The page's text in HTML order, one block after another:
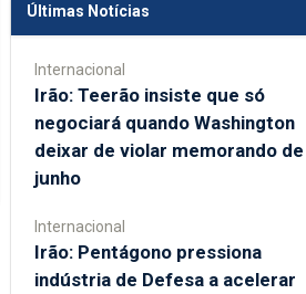
Últimas Notícias
Internacional
Irão: Teerão insiste que só
negociará quando Washington
deixar de violar memorando de
junho
Internacional
Irão: Pentágono pressiona
indústria de Defesa a acelerar